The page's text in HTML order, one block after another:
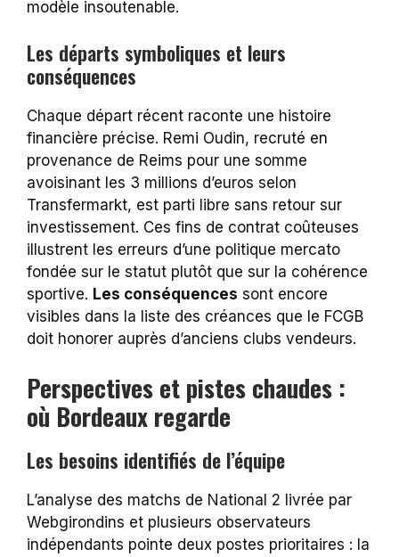
modèle insoutenable.
Les départs symboliques et leurs
conséquences
Chaque départ récent raconte une histoire
financière précise. Remi Oudin, recruté en
provenance de Reims pour une somme
avoisinant les 3 millions d’euros selon
Transfermarkt, est parti libre sans retour sur
investissement. Ces fins de contrat coûteuses
illustrent les erreurs d’une politique mercato
fondée sur le statut plutôt que sur la cohérence
sportive. Les conséquences sont encore
visibles dans la liste des créances que le FCGB
doit honorer auprès d’anciens clubs vendeurs.
Perspectives et pistes chaudes :
où Bordeaux regarde
Les besoins identifiés de l’équipe
L’analyse des matchs de National 2 livrée par
Webgirondins et plusieurs observateurs
indépendants pointe deux postes prioritaires : la